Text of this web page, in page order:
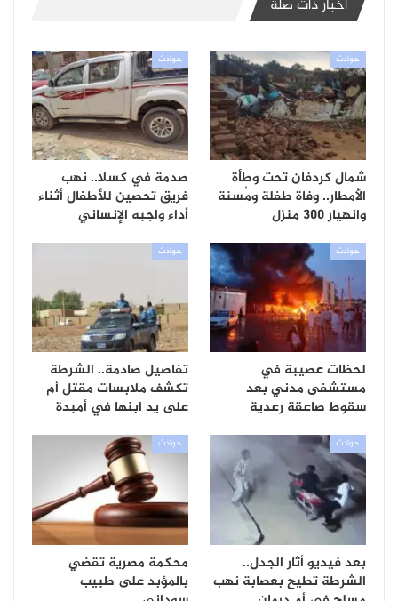
أخبار ذات صلة
حوادث
شمال كردفان تحت وطأة
الأمطار.. وفاة طفلة ومُسنة
وانهيار 300 منزل
حوادث
صدمة في كسلا.. نهب
فريق تحصين للأطفال أثناء
أداء واجبه الإنساني
حوادث
لحظات عصيبة في
مستشفى مدني بعد
سقوط صاعقة رعدية
حوادث
تفاصيل صادمة.. الشرطة
تكشف ملابسات مقتل أم
على يد ابنها في أمبدة
حوادث
بعد فيديو أثار الجدل..
الشرطة تطيح بعصابة نهب
حوادث
محكمة مصرية تقضي
بالمؤبد على طبيب